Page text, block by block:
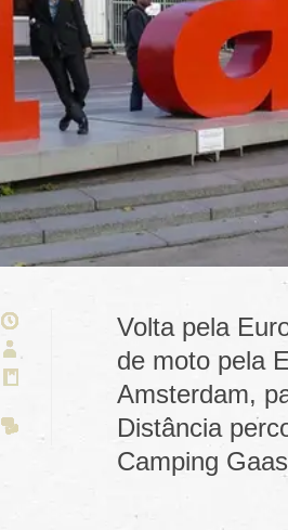
Volta pela
de moto pela
Amsterdam,
Distância
Camping